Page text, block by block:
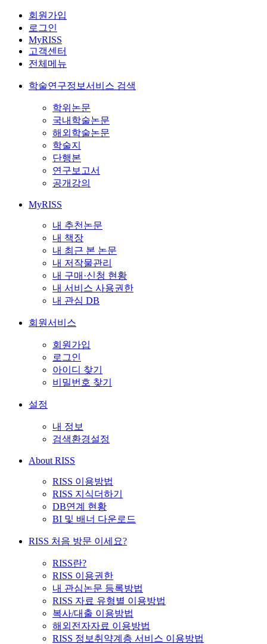
회원가입
로그인
MyRISS
고객센터
전체메뉴
학술연구정보서비스 검색
학위논문
국내학술논문
해외학술논문
학술지
단행본
연구보고서
공개강의
MyRISS
내 추천논문
내 책장
내 최근 본 논문
내 저작물관리
내 구매·신청 현황
내 서비스 사용권한
내 관심 DB
회원서비스
회원가입
로그인
아이디 찾기
비밀번호 찾기
설정
내 정보
검색환경설정
About RISS
RISS 이용방법
RISS 지식더하기
DB연계 현황
BI 및 배너 다운로드
RISS 처음 방문 이세요?
RISS란?
RISS 이용권한
내 관심논문 등록방법
RISS 자료 유형별 이용방법
복사/대출 이용방법
해외전자자료 이용방법
RISS 정보취약계층 서비스 이용방법